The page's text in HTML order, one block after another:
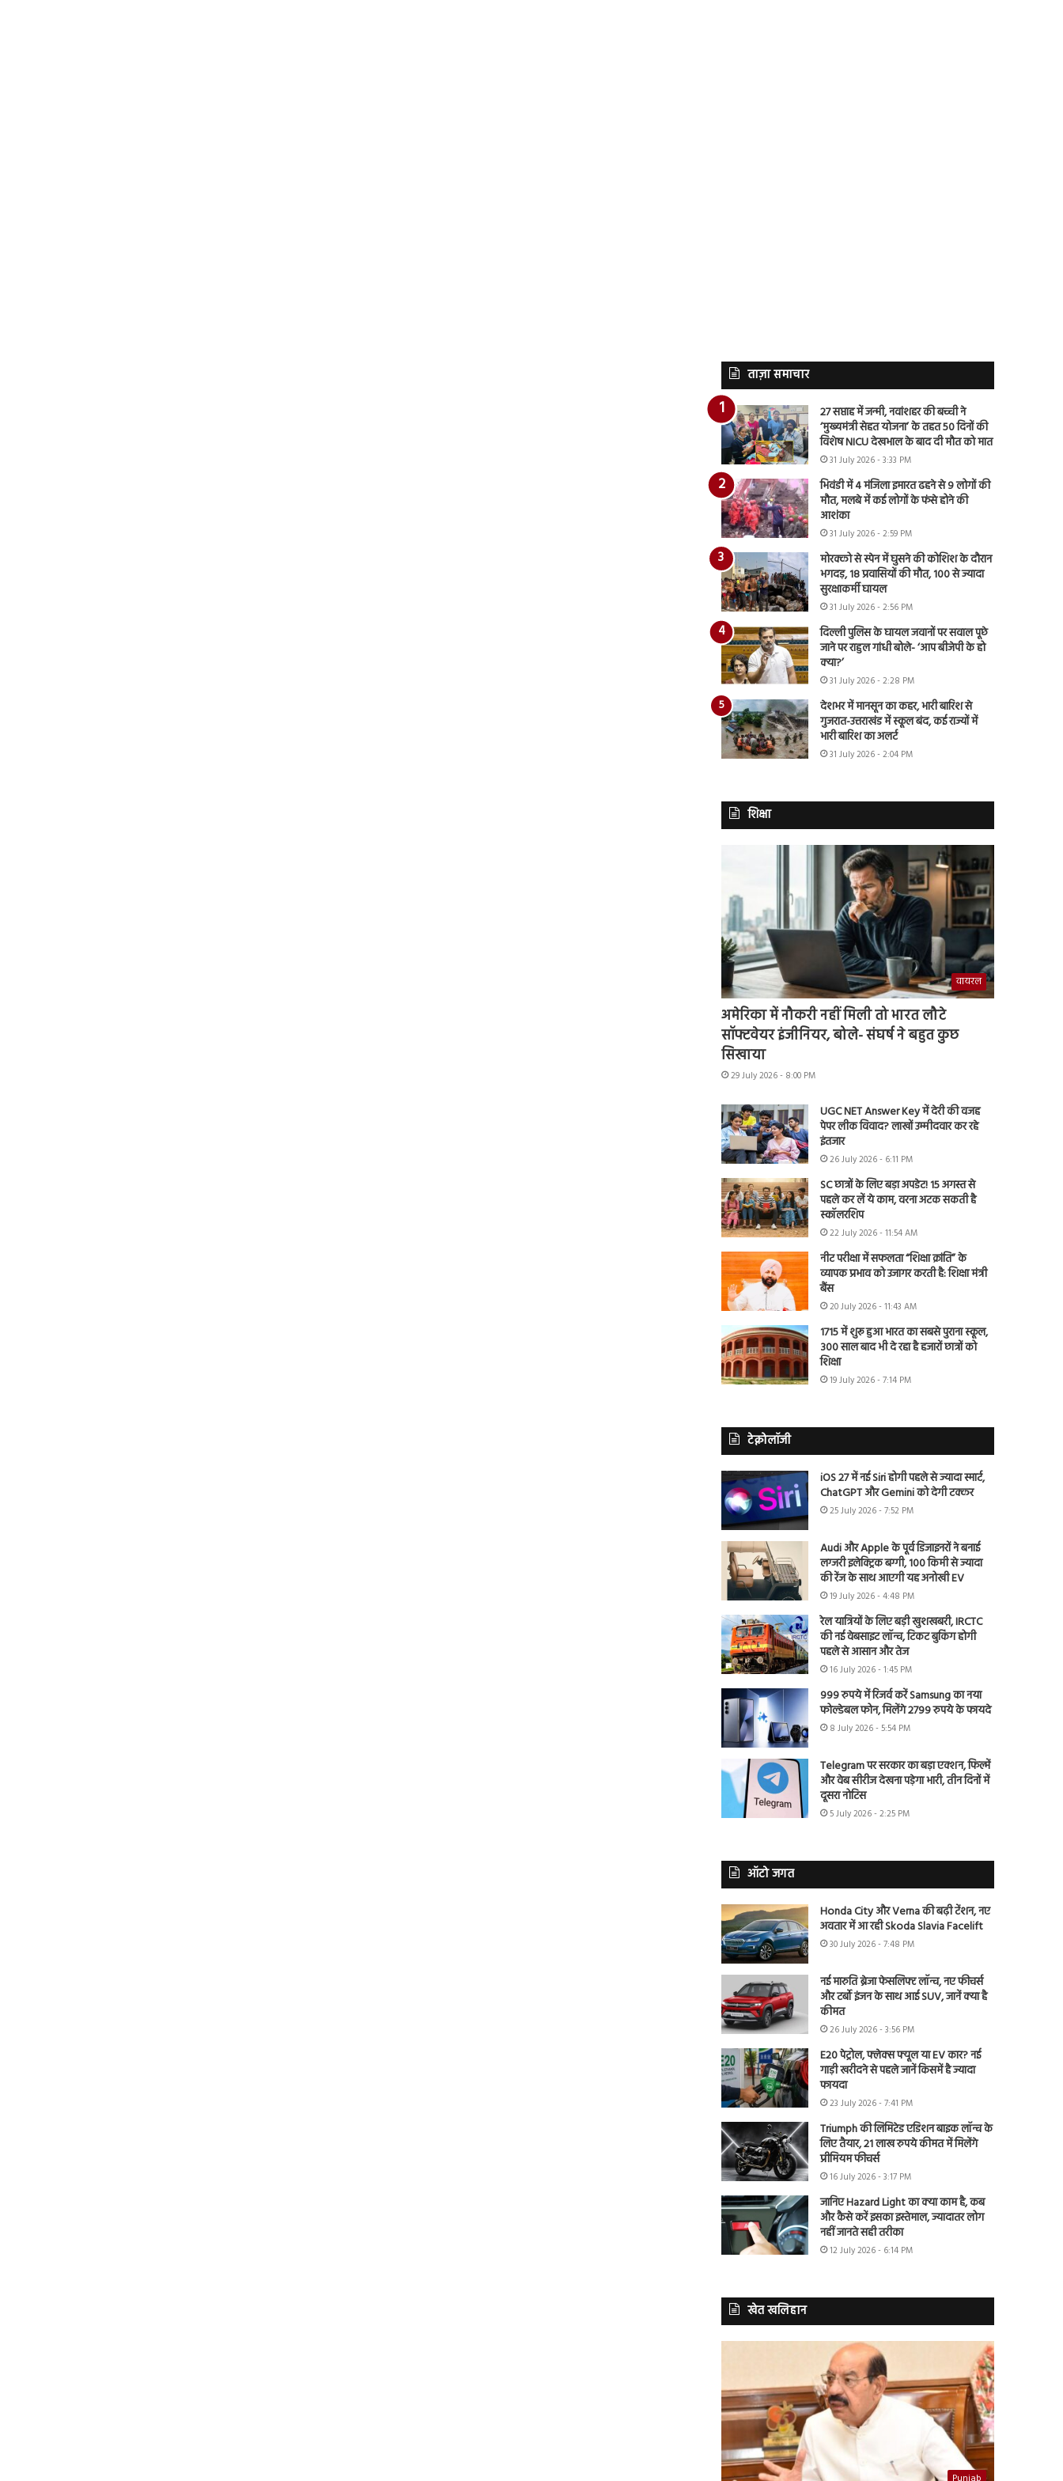
ताज़ा समाचार
27 सप्ताह में जन्मी, नवांशहर की बच्ची ने
‘मुख्यमंत्री सेहत योजना’ के तहत 50 दिनों की
विशेष NICU देखभाल के बाद दी मौत को मात
31 July 2026 - 3:33 PM
भिवंडी में 4 मंजिला इमारत ढहने से 9 लोगों की
मौत, मलबे में कई लोगों के फंसे होने की
आशंका
31 July 2026 - 2:59 PM
मोरक्को से स्पेन में घुसने की कोशिश के दौरान
भगदड़, 18 प्रवासियों की मौत, 100 से ज्यादा
सुरक्षाकर्मी घायल
31 July 2026 - 2:56 PM
दिल्ली पुलिस के घायल जवानों पर सवाल पूछे
जाने पर राहुल गांधी बोले- ‘आप बीजेपी के हो
क्या?’
31 July 2026 - 2:28 PM
देशभर में मानसून का कहर, भारी बारिश से
गुजरात-उत्तराखंड में स्कूल बंद, कई राज्यों में
भारी बारिश का अलर्ट
31 July 2026 - 2:04 PM
शिक्षा
वायरल
अमेरिका में नौकरी नहीं मिली तो भारत लौटे
सॉफ्टवेयर इंजीनियर, बोले- संघर्ष ने बहुत कुछ
सिखाया
29 July 2026 - 8:00 PM
UGC NET Answer Key में देरी की वजह
पेपर लीक विवाद? लाखों उम्मीदवार कर रहे
इंतजार
26 July 2026 - 6:11 PM
SC छात्रों के लिए बड़ा अपडेट! 15 अगस्त से
पहले कर लें ये काम, वरना अटक सकती है
स्कॉलरशिप
22 July 2026 - 11:54 AM
नीट परीक्षा में सफलता “शिक्षा क्रांति” के
व्यापक प्रभाव को उजागर करती है: शिक्षा मंत्री
बैंस
20 July 2026 - 11:43 AM
1715 में शुरू हुआ भारत का सबसे पुराना स्कूल,
300 साल बाद भी दे रहा है हजारों छात्रों को
शिक्षा
19 July 2026 - 7:14 PM
टेक्नोलॉजी
iOS 27 में नई Siri होगी पहले से ज्यादा स्मार्ट,
ChatGPT और Gemini को देगी टक्कर
25 July 2026 - 7:52 PM
Audi और Apple के पूर्व डिजाइनरों ने बनाई
लग्जरी इलेक्ट्रिक बग्गी, 100 किमी से ज्यादा
की रेंज के साथ आएगी यह अनोखी EV
19 July 2026 - 4:48 PM
रेल यात्रियों के लिए बड़ी खुशखबरी, IRCTC
की नई वेबसाइट लॉन्च, टिकट बुकिंग होगी
पहले से आसान और तेज
16 July 2026 - 1:45 PM
999 रुपये में रिजर्व करें Samsung का नया
फोल्डेबल फोन, मिलेंगे 2799 रुपये के फायदे
8 July 2026 - 5:54 PM
Telegram पर सरकार का बड़ा एक्शन, फिल्में
और वेब सीरीज देखना पड़ेगा भारी, तीन दिनों में
दूसरा नोटिस
5 July 2026 - 2:25 PM
ऑटो जगत
Honda City और Verna की बढ़ी टेंशन, नए
अवतार में आ रही Skoda Slavia Facelift
30 July 2026 - 7:48 PM
नई मारुति ब्रेजा फेसलिफ्ट लॉन्च, नए फीचर्स
और टर्बो इंजन के साथ आई SUV, जानें क्या है
कीमत
26 July 2026 - 3:56 PM
E20 पेट्रोल, फ्लेक्स फ्यूल या EV कार? नई
गाड़ी खरीदने से पहले जानें किसमें है ज्यादा
फायदा
23 July 2026 - 7:41 PM
Triumph की लिमिटेड एडिशन बाइक लॉन्च के
लिए तैयार, 21 लाख रुपये कीमत में मिलेंगे
प्रीमियम फीचर्स
16 July 2026 - 3:17 PM
जानिए Hazard Light का क्या काम है, कब
और कैसे करें इसका इस्तेमाल, ज्यादातर लोग
नहीं जानते सही तरीका
12 July 2026 - 6:14 PM
खेत खलिहान